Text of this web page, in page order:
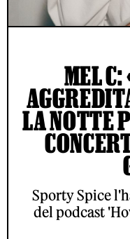
MEL C:
LA NOTTE
Sporty Spice
del podcast